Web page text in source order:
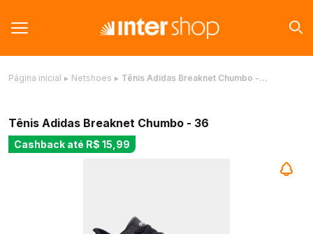
Página inicial ▸ Netshoes ▸ Tênis Adidas Breaknet Chumbo -…
Tênis Adidas Breaknet Chumbo - 36
Cashback até R$ 15,99